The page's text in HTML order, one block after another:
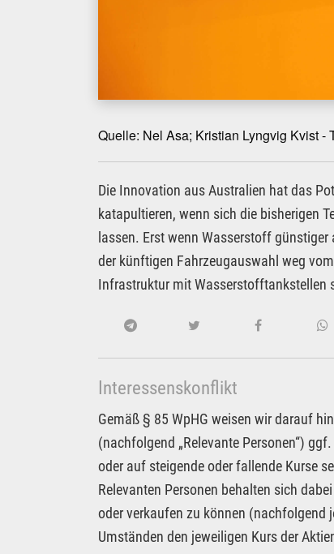
Quelle: Nel Asa; Kristian Lyngvig Kvist -
Die Innovation aus Australien hat das
katapultieren, wenn sich die bisherigen
lassen. Erst wenn Wasserstoff
der künftigen Fahrzeugauswahl weg
Infrastruktur mit Wasserstofftankstellen
Interessenskonflikt
Gemäß § 85 WpHG weisen wir darauf
(nachfolgend „Relevante Personen“)
oder auf steigende oder fallende Kurse
Relevanten Personen behalten sich
oder verkaufen zu können (nachfolgend
Umständen den jeweiligen Kurs der